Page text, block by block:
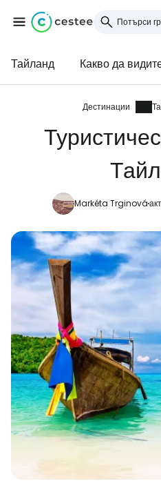
Тайланд Какво да
Дестинации
Markéta Trginová
Влезте в
... световната общност